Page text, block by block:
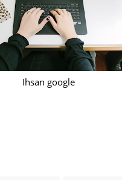
Ihsan google